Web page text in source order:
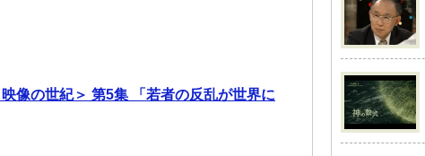
像の世紀＞ 第5集 「若者の反乱が世界に